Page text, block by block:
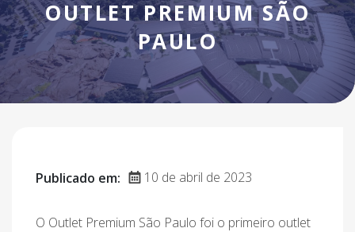
OUTLET PREMIUM SÃO
PAULO
Publicado em: 10 de abril de 2023
O Outlet Premium São Paulo foi o primeiro outlet